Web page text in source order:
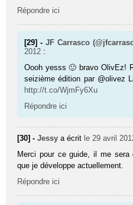
Répondre ici
[29] -JF Carrasco
2012 :
Oooh yesss 🙂 bravo OlivEz!
seizième édition par @olivez
http://t.co/WjmFy6Xu
Répondre ici
[30] -Jessy a écrit le 29 avril
Merci pour ce guide, il me sera
que je développe actuellement.
Répondre ici